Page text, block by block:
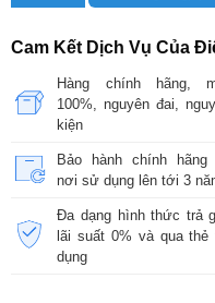
Cam Kết Dịch Vụ Của
Hàng chính hãng,
100%, nguyên đai,
kiện
Bảo hành chính hãng
nơi sử dụng lên tới 3
Đa dạng hình thức trả
lãi suất 0% và qua thẻ
dụng